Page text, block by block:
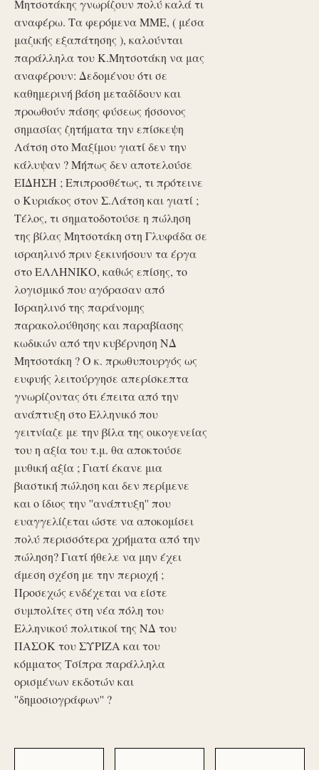
Μητσοτάκης γνωρίζουν πολύ καλά τι
αναφέρω. Τα φερόμενα ΜΜΕ, ( μέσα
μαζικής εξαπάτησης ), καλούνται
παράλληλα του Κ.Μητσοτάκη να μας
αναφέρουν: Δεδομένου ότι σε
καθημερινή βάση μεταδίδουν και
προωθούν πάσης φύσεως ήσσονος
σημασίας ζητήματα την επίσκεψη
Λάτση στο Μαξίμου γιατί δεν την
κάλυψαν ? Μήπως δεν αποτελούσε
ΕΙΔΗΣΗ ; Επιπροσθέτως, τι πρότεινε
ο Κυριάκος στον Σ.Λάτση και γιατί ;
Τέλος, τι σηματοδοτούσε η πώληση
της βίλας Μητσοτάκη στη Γλυφάδα σε
ισραηλινό πριν ξεκινήσουν τα έργα
στο ΕΛΛΗΝΙΚΟ, καθώς επίσης, το
λογισμικό που αγόρασαν από
Ισραηλινό της παράνομης
παρακολούθησης και παραβίασης
κωδικών από την κυβέρνηση ΝΔ
Μητσοτάκη ? Ο κ. πρωθυπουργός ως
ευφυής λειτούργησε απερίσκεπτα
γνωρίζοντας ότι έπειτα από την
ανάπτυξη στο Ελληνικό που
γειτνίαζε με την βίλα της οικογενείας
του η αξία του τ.μ. θα αποκτούσε
μυθική αξία ; Γιατί έκανε μια
βιαστική πώληση και δεν περίμενε
και ο ίδιος την ''ανάπτυξη'' που
ευαγγελίζεται ώστε να αποκομίσει
πολύ περισσότερα χρήματα από την
πώληση? Γιατί ήθελε να μην έχει
άμεση σχέση με την περιοχή ;
Προσεχώς ενδέχεται να είστε
συμπολίτες στη νέα πόλη του
Ελληνικού πολιτικοί της ΝΔ του
ΠΑΣΟΚ του ΣΥΡΙΖΑ και του
κόμματος Τσίπρα παράλληλα
ορισμένων εκδοτών και
''δημοσιογράφων'' ?